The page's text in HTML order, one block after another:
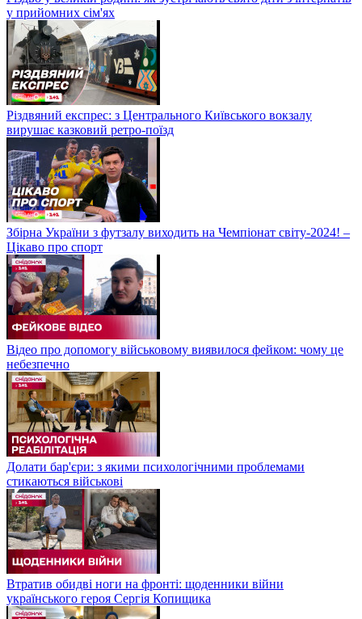
у прийомних сім'ях
Різдвяний експрес: з Центрального Київського вокзалу
вирушає казковий ретро-поїзд
Збірна України з футзалу виходить на Чемпіонат світу-2024! –
Цікаво про спорт
Відео про допомогу військовому виявилося фейком: чому це
небезпечно
Долати бар'єри: з якими психологічними проблемами
стикаються військові
Втратив обидві ноги на фронті: щоденники війни
українського героя Сергія Копищика